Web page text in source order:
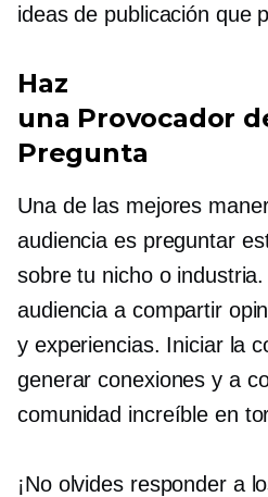
ideas de publicación que
Haz
una Provocador
Pregunta
Una de las mejores
audiencia es preguntar
sobre tu nicho o
audiencia a compartir
y experiencias. Iniciar la
generar conexiones y a
comunidad increíble en
¡No olvides responder a